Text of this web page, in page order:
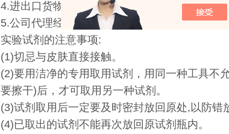
4.进出口货物代理服务。
5.公司代理经销众多有名生命科学领域的研究
实验试剂的注意事项:
(1)切忌与皮肤直接接触。
(2)要用洁净的专用取用试剂，用同一种工具不
要擦干)后，才可取用另一种试剂。
(3)试剂取用后一定要及时密封放回原处,以防错
(4)已取出的试剂不能再次放回原试剂瓶内。